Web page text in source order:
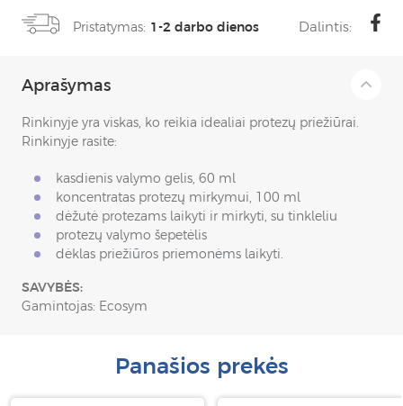
Pristatymas: 1-2 darbo dienos Dalintis:
Aprašymas
Rinkinyje yra viskas, ko reikia idealiai protezų priežiūrai.
Rinkinyje rasite:
kasdienis valymo gelis, 60 ml
koncentratas protezų mirkymui, 100 ml
dėžutė protezams laikyti ir mirkyti, su tinkleliu
protezų valymo šepetėlis
dėklas priežiūros priemonėms laikyti.
SAVYBĖS:
Gamintojas: Ecosym
Panašios prekės